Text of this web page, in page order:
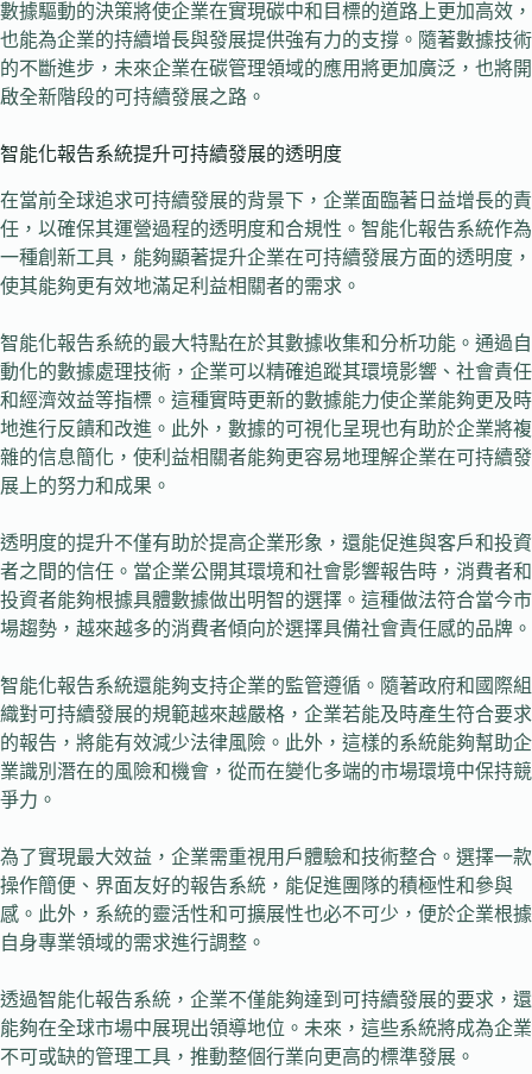
數據驅動的決策將使企業在實現碳中和目標的道路上更加高效，
也能為企業的持續增長與發展提供強有力的支撐。隨著數據技術
的不斷進步，未來企業在碳管理領域的應用將更加廣泛，也將開
啟全新階段的可持續發展之路。
智能化報告系統提升可持續發展的透明度
在當前全球追求可持續發展的背景下，企業面臨著日益增長的責
任，以確保其運營過程的透明度和合規性。智能化報告系統作為
一種創新工具，能夠顯著提升企業在可持續發展方面的透明度，
使其能夠更有效地滿足利益相關者的需求。
智能化報告系統的最大特點在於其數據收集和分析功能。通過自
動化的數據處理技術，企業可以精確追蹤其環境影響、社會責任
和經濟效益等指標。這種實時更新的數據能力使企業能夠更及時
地進行反饋和改進。此外，數據的可視化呈現也有助於企業將複
雜的信息簡化，使利益相關者能夠更容易地理解企業在可持續發
展上的努力和成果。
透明度的提升不僅有助於提高企業形象，還能促進與客戶和投資
者之間的信任。當企業公開其環境和社會影響報告時，消費者和
投資者能夠根據具體數據做出明智的選擇。這種做法符合當今市
場趨勢，越來越多的消費者傾向於選擇具備社會責任感的品牌。
智能化報告系統還能夠支持企業的監管遵循。隨著政府和國際組
織對可持續發展的規範越來越嚴格，企業若能及時產生符合要求
的報告，將能有效減少法律風險。此外，這樣的系統能夠幫助企
業識別潛在的風險和機會，從而在變化多端的市場環境中保持競
爭力。
為了實現最大效益，企業需重視用戶體驗和技術整合。選擇一款
操作簡便、界面友好的報告系統，能促進團隊的積極性和參與
感。此外，系統的靈活性和可擴展性也必不可少，便於企業根據
自身專業領域的需求進行調整。
透過智能化報告系統，企業不僅能夠達到可持續發展的要求，還
能夠在全球市場中展現出領導地位。未來，這些系統將成為企業
不可或缺的管理工具，推動整個行業向更高的標準發展。